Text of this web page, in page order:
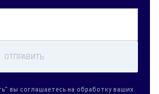
ОТПРАВИТЬ
вы соглашаетесь на обработку ваших